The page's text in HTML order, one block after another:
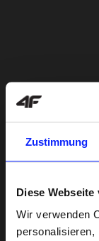
Zustimmung
Diese
Wir verwenden
personalisieren,